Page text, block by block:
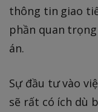
thông tin giao
phần quan
án.
Sự đầu tư vào
sẽ rất có ích dù